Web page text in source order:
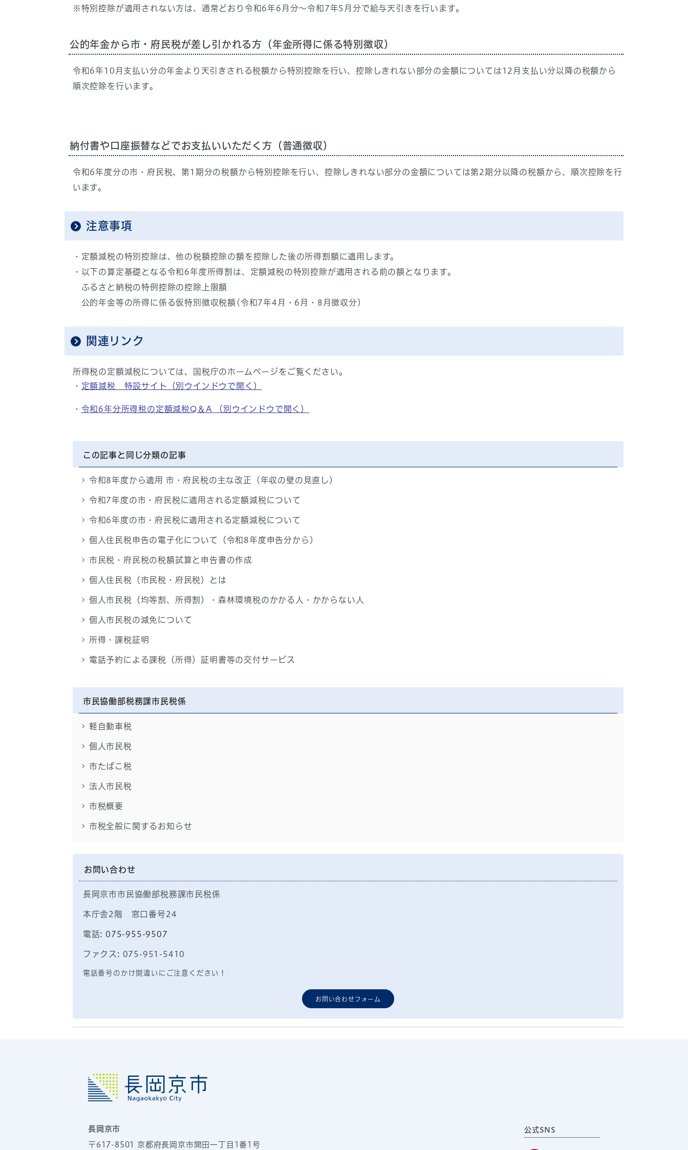
※特別控除が適用されない方は、通常どおり令和6年6月分〜令和7年5月分で給与天引きを行います。
公的年金から市・府民税が差し引かれる方（年金所得に係る特別徴収）
令和6年10月支払い分の年金より天引きされる税額から特別控除を行い、控除しきれない部分の金額については12月支払い分以降の税額から
順次控除を行います。
納付書や口座振替などでお支払いいただく方（普通徴収）
令和6年度分の市・府民税、第1期分の税額から特別控除を行い、控除しきれない部分の金額については第2期分以降の税額から、順次控除を行
います。
注意事項
・定額減税の特別控除は、他の税額控除の額を控除した後の所得割額に適用します。
・以下の算定基礎となる令和6年度所得割は、定額減税の特別控除が適用される前の額となります。
ふるさと納税の特例控除の控除上限額
公的年金等の所得に係る仮特別徴収税額(令和7年4月・6月・8月徴収分）
関連リンク
所得税の定額減税については、国税庁のホームページをご覧ください。
・ 定額減税 特設サイト （別ウインドウで開く）
・ 令和6年分所得税の定額減税Q＆A （別ウインドウで開く）
この記事と同じ分類の記事
令和8年度から適用 市・府民税の主な改正（年収の壁の見直し）
令和7年度の市・府民税に適用される定額減税について
令和6年度の市・府民税に適用される定額減税について
個人住民税申告の電子化について（令和8年度申告分から）
市民税・府民税の税額試算と申告書の作成
個人住民税（市民税・府民税）とは
個人市民税（均等割、所得割）・森林環境税のかかる人・かからない人
個人市民税の減免について
所得・課税証明
電話予約による課税（所得）証明書等の交付サービス
市民協働部税務課市民税係
軽自動車税
個人市民税
市たばこ税
法人市民税
市税概要
市税全般に関するお知らせ
お問い合わせ
長岡京市市民協働部税務課市民税係
本庁舎2階 窓口番号24
電話: 075-955-9507
ファクス: 075-951-5410
電話番号のかけ間違いにご注意ください！
お問い合わせフォーム
長岡京市
〒617-8501 京都府長岡京市開田一丁目1番1号
公式SNS